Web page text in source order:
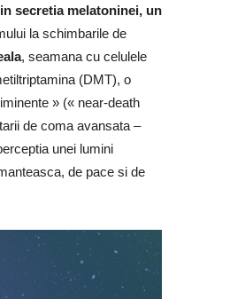
secretia melatoninei, un
la schimbarile de
, seamana cu celulele
(DMT), o
» (« near-death
de coma avansata –
unei lumini
de pace si de